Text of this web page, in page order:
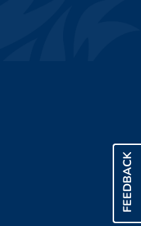
FEEDBACK